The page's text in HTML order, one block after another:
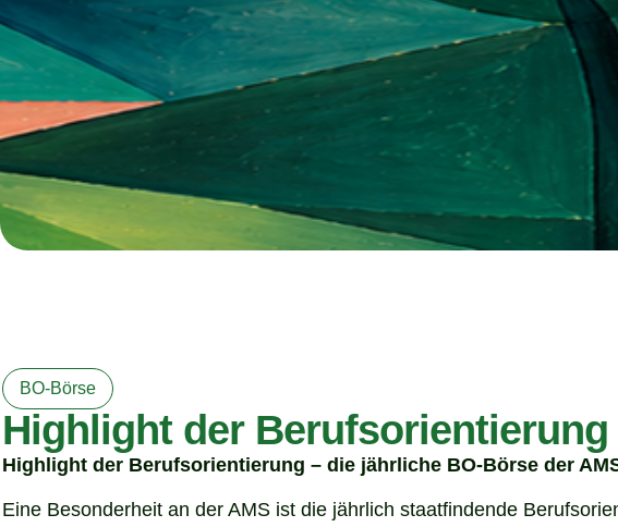
BO-Börse
Highlight der
Highlight der Berufsorientierung – die jährliche BO-Börse der
Eine Besonderheit an der AMS ist die jährlich staatfindende